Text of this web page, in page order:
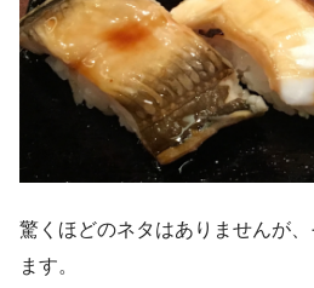
驚くほどのネタはありませんが
ます。